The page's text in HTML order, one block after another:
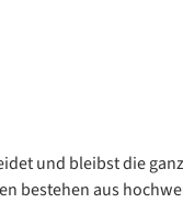
und bleibst die
bestehen aus